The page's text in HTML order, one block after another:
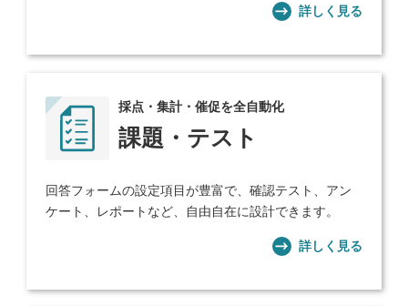
詳しく見る
採点・集計・催促を全自動化
課題・テスト
回答フォームの設定項目が豊富で、確認テスト、アン
ケート、レポートなど、自由自在に設計できます。
詳しく見る